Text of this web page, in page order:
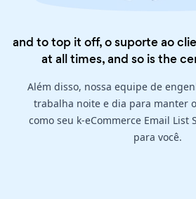
and to top it off, o suporte ao
at all times, and so is the
Além disso, nossa equipe de
trabalha noite e dia para manter
como seu k-eCommerce Email
para você.